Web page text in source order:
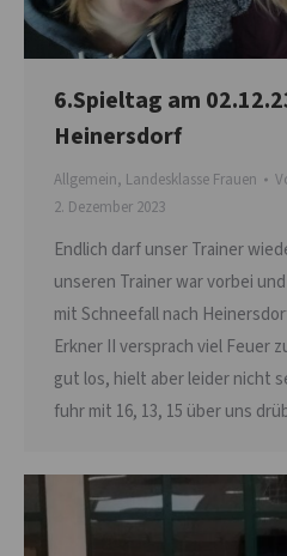
6.Spieltag am
Heinersdorf
Allgemein, Landesklasse Frauen
2. Dezember 2023
Endlich darf unser Trainer
unseren Trainer war vorbei
mit Schneefall nach
Erkner II versprach viel Feuer
gut los, hielt aber leider nicht
fuhr mit 16, 13, 15 über uns